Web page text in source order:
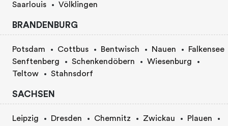
Saarlouis
Völklingen
BRANDENBURG
Potsdam Cottbus Bentwisch Nauen
Falkensee
Senftenberg
Schenkendöbern
Wiesenburg
Teltow
Stahnsdorf
SACHSEN
Leipzig Dresden Chemnitz Zwickau
Plauen